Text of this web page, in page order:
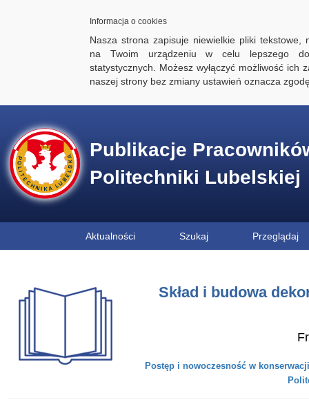
Informacja o cookies
Nasza strona zapisuje niewielkie pliki tekstowe,
na Twoim urządzeniu w celu lepszego
statystycznych. Możesz wyłączyć możliwość ich
naszej strony bez zmiany ustawień oznacza
Publikacje
Politechniki Lubelskiej
Aktualności Szukaj Przeglądaj
Skład i budowa
Postęp i nowoczesność w